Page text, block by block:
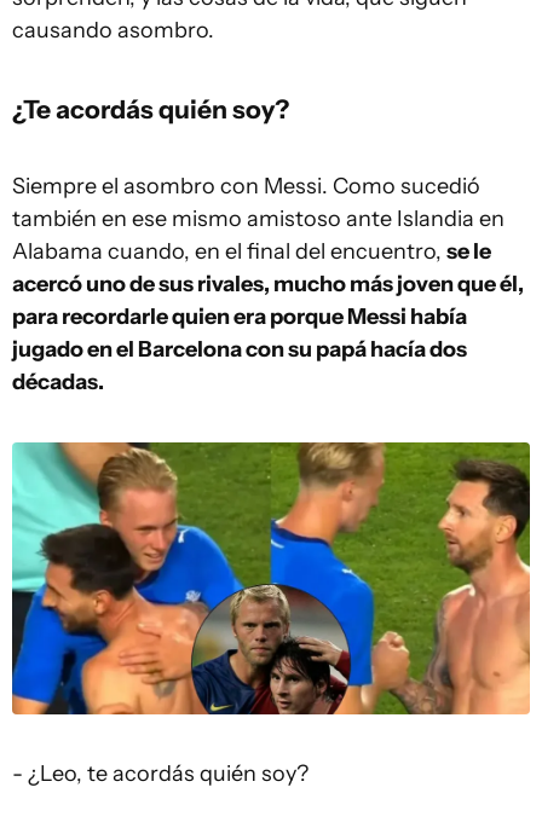
causando asombro.
¿Te acordás quién soy?
Siempre el asombro con Messi. Como sucedió
también en ese mismo amistoso ante Islandia en
Alabama cuando, en el final del encuentro, se le
acercó uno de sus rivales, mucho más joven que él,
para recordarle quien era porque Messi había
jugado en el Barcelona con su papá hacía dos
décadas.
- ¿Leo, te acordás quién soy?